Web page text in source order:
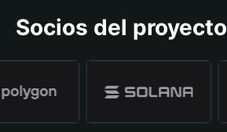
Socios del proyecto